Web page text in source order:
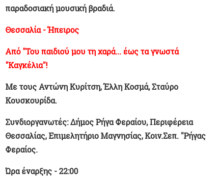
παραδοσιακή μουσική βραδιά.
Θεσσαλία - Ήπειρος
Από "Του παιδιού μου τη χαρά... έως τα γνωστά
"Καγκέλια"!
Με τους Αντώνη Κυρίτση, Έλλη Κοσμά, Σταύρο
Κουσκουρίδα.
Συνδιοργανωτές: Δήμος Ρήγα Φεραίου, Περιφέρεια
Θεσσαλίας, Επιμελητήριο Μαγνησίας, Κοιν.Σεπ. "Ρήγας
Φεραίος.
Ώρα έναρξης - 22:00